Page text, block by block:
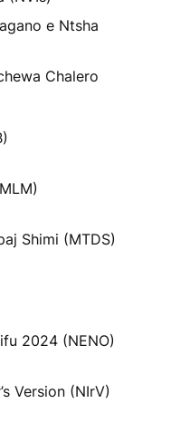
e Ntsha
Chalero
Shimi (MTDS)
2024 (NENO)
Version (NIrV)